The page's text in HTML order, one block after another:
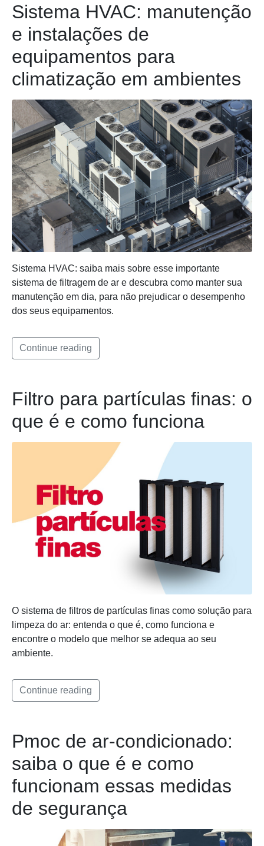
Sistema HVAC: manutenção
e instalações de
equipamentos para
climatização em ambientes
Sistema HVAC: saiba mais sobre esse importante
sistema de filtragem de ar e descubra como manter sua
manutenção em dia, para não prejudicar o desempenho
dos seus equipamentos.
Continue reading
Filtro para partículas finas: o
que é e como funciona
O sistema de filtros de partículas finas como solução para
limpeza do ar: entenda o que é, como funciona e
encontre o modelo que melhor se adequa ao seu
ambiente.
Continue reading
Pmoc de ar-condicionado:
saiba o que é e como
funcionam essas medidas
de segurança